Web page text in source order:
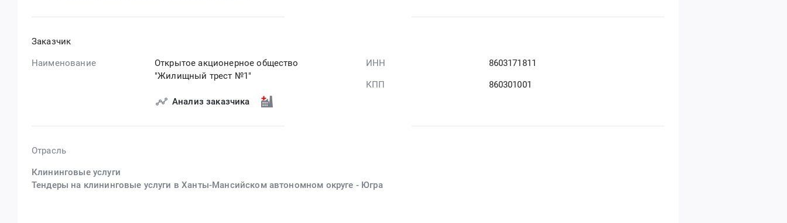
Заказчик
Наименование
Открытое акционерное общество
"Жилищный трест №1"
Анализ заказчика
ИНН 8603171811
КПП 860301001
Отрасль
Клининговые услуги
Тендеры на клининговые услуги в Ханты-Мансийском автономном округе - Югра